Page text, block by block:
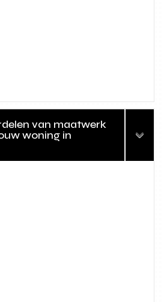
van maatwerk
woning in